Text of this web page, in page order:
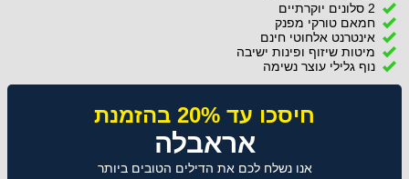
2 סלונים יוקרתיים
חמאם טורקי מפנק
אינטרנט אלחוטי חינם
מיטות שיזוף ופינות ישיבה
נוף גלילי עוצר נשימה
חיסכו עד 20% בהזמנת
אראבלה
אנו נשלח לכם את הדילים הטובים ביותר